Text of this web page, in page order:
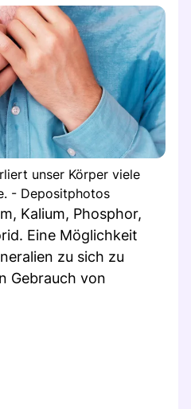
unser Körper viele
- Depositphotos
Kalium, Phosphor,
Eine Möglichkeit
zu sich zu
Gebrauch von